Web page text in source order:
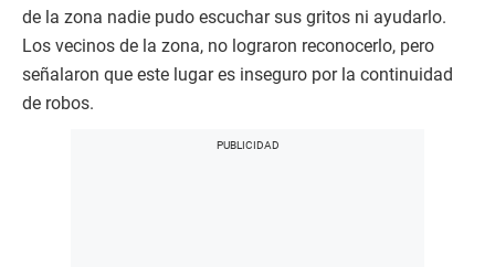
de la zona nadie pudo escuchar sus gritos ni ayudarlo.
Los vecinos de la zona, no lograron reconocerlo, pero
señalaron que este lugar es inseguro por la continuidad
de robos.